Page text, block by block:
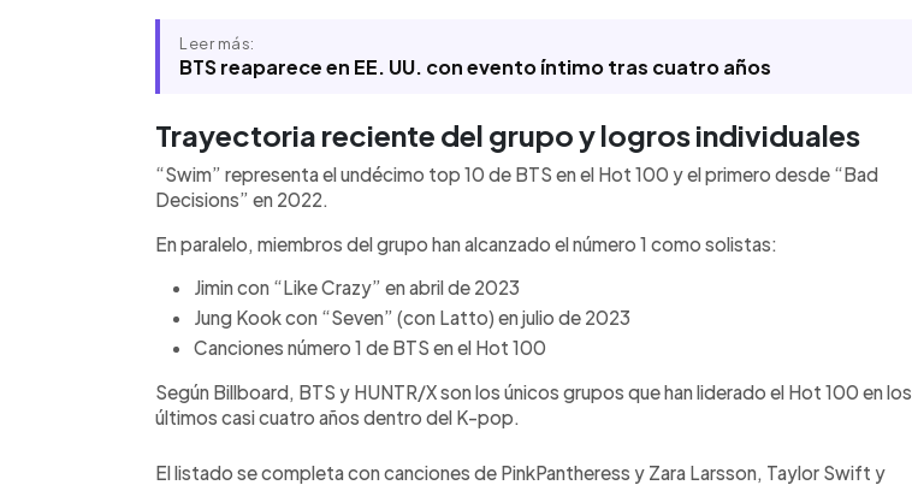
Leer más:
BTS reaparece en EE. UU. con evento íntimo tras cuatro años
Trayectoria reciente del grupo y logros individuales
“Swim” representa el undécimo top 10 de BTS en el Hot 100 y el primero desde “Bad
Decisions” en 2022.
En paralelo, miembros del grupo han alcanzado el número 1 como solistas:
Jimin con “Like Crazy” en abril de 2023
Jung Kook con “Seven” (con Latto) en julio de 2023
Canciones número 1 de BTS en el Hot 100
Según Billboard, BTS y HUNTR/X son los únicos grupos que han liderado el Hot 100 en los
últimos casi cuatro años dentro del K-pop.
El listado se completa con canciones de PinkPantheress y Zara Larsson, Taylor Swift y